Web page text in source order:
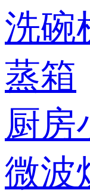
洗碗
蒸箱
厨房
微波